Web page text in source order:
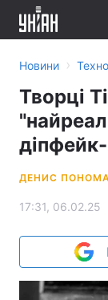
Новини ›
Творці
ДЕНИС
17:31, 06.02.25